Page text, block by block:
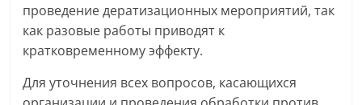
проведение дератизационных мероприятий, так
как разовые работы приводят к
кратковременному эффекту.
Для уточнения всех вопросов, касающихся